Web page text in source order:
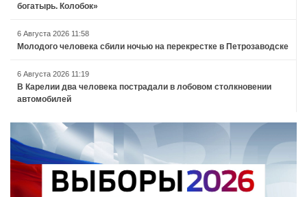
богатырь. Колобок»
6 Августа 2026 11:58
Молодого человека сбили ночью на перекрестке в Петрозаводске
6 Августа 2026 11:19
В Карелии два человека пострадали в лобовом столкновении
автомобилей